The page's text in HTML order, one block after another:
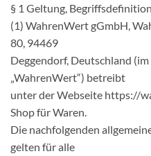
§ 1 Geltung,
(1) WahrenWert gGmbH,
80, 94469
Deggendorf, Deutschland
„WahrenWert“) betreibt
unter der Webseite https://
Shop für Waren.
Die nachfolgenden
gelten für alle